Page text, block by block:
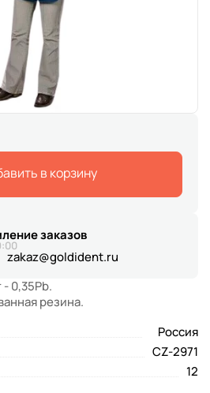
0,35Pb.
резина.
Россия
CZ-2971
12
в корзину
заказов
zakaz@goldident.ru